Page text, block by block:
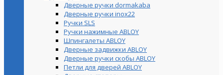
Дверные ручки dormakaba
Дверные ручки inox22
Ручки SLS
Ручки нажимные ABLOY
Шпингалеты ABLOY
Дверные задвижки ABLOY
Дверные ручки скобы ABLOY
Петли для дверей ABLOY